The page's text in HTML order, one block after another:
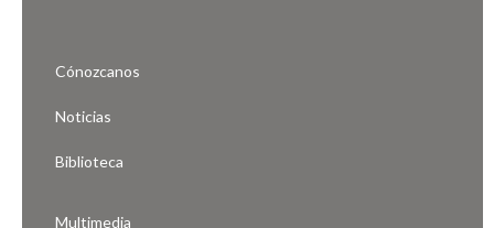
Cónozcanos
Noticias
Biblioteca
Multimedia